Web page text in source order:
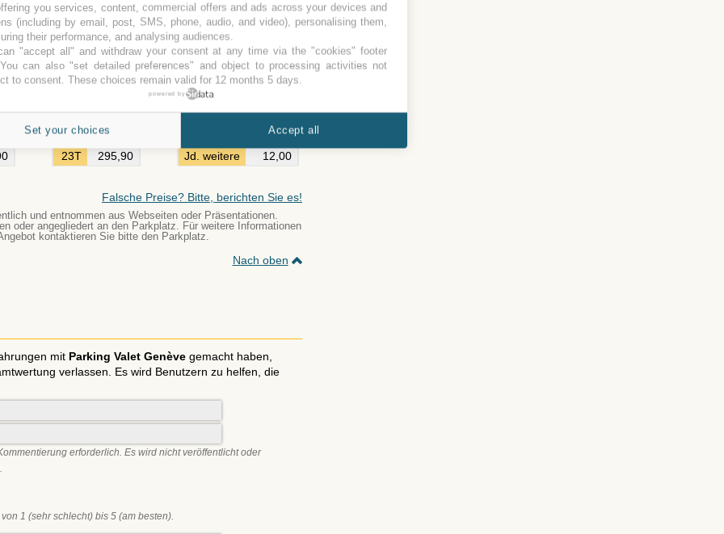
16T
211,90
17T
223,90
18T
235,90
19T
247,90
21T
271,90
22T
283,90
23T
295,90
24T
307,90
25T
26T
331,90
27T
343,90
29T
367,90
379,90
Jd. weitere
12,00
Falsche Preise? Bitte, berichten Sie es!
und entnommen aus Webseiten oder Präsentationen.
oder angegliedert an den Parkplatz. Für weitere Informationen
kontaktieren Sie bitte den Parkplatz.
Nach oben
mit Parking Valet Genève gemacht haben,
verlassen. Es wird Benutzern zu helfen, die
erforderlich. Es wird nicht veröffentlicht oder
1 (sehr schlecht) bis 5 (am besten).
you services, content, commercial offers and ads across your devices and
(including by email, post, SMS, phone, audio, and video), personalising them,
their performance, and analysing audiences.
"accept all" and withdraw your consent at any time via the "cookies" footer
can also "set detailed preferences" and object to processing activities not
to consent. These choices remain valid for 12 months 5 days.
powered by
Set your choices Accept all